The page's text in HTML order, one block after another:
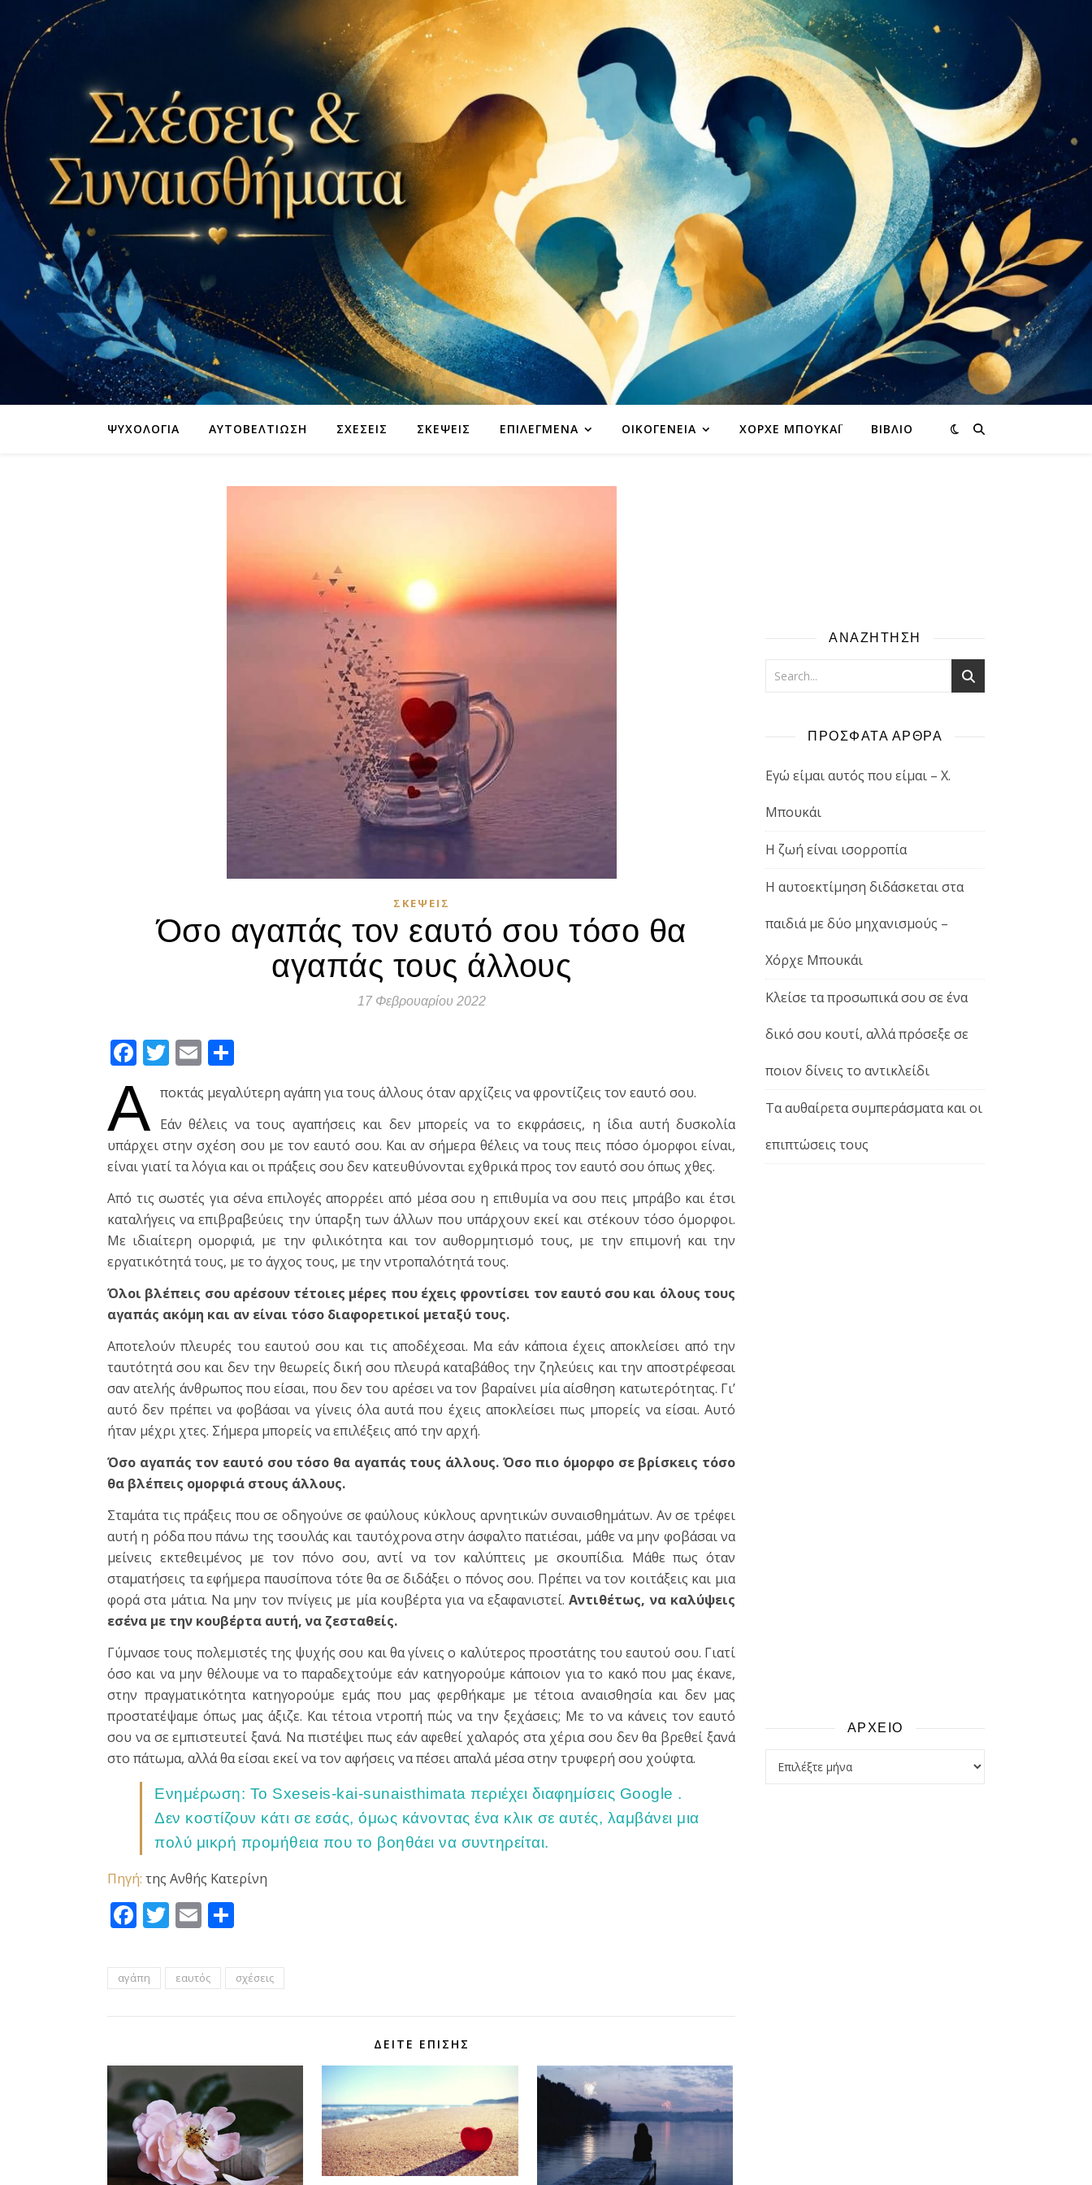
ΨΥΧΟΛΟΓΊΑ ΑΥΤΟΒΕΛΤΊΩΣΗ ΣΧΈΣΕΙΣ ΣΚΈΨΕΙΣ ΕΠΙΛΕΓΜΈΝΑ ΟΙΚΟΓΈΝΕΙΑ ΧΌΡΧΕ ΜΠΟΥΚΆΙ ΒΙΒΛΊΟ
ΣΚΈΨΕΙΣ
Όσο αγαπάς τον εαυτό σου τόσο θα
αγαπάς τους άλλους
17 Φεβρουαρίου 2022
Facebook
Twitter
Email
Α ποκτάς μεγαλύτερη αγάπη για τους άλλους όταν αρχίζεις να φροντίζεις τον εαυτό σου.
Εάν θέλεις να τους αγαπήσεις και δεν μπορείς να το εκφράσεις, η ίδια αυτή δυσκολία
υπάρχει στην σχέση σου με τον εαυτό σου. Και αν σήμερα θέλεις να τους πεις πόσο όμορφοι είναι,
είναι γιατί τα λόγια και οι πράξεις σου δεν κατευθύνονται εχθρικά προς τον εαυτό σου όπως χθες.
Από τις σωστές για σένα επιλογές απορρέει από μέσα σου η επιθυμία να σου πεις μπράβο και έτσι
καταλήγεις να επιβραβεύεις την ύπαρξη των άλλων που υπάρχουν εκεί και στέκουν τόσο όμορφοι.
Με ιδιαίτερη ομορφιά, με την φιλικότητα και τον αυθορμητισμό τους, με την επιμονή και την
εργατικότητά τους, με το άγχος τους, με την ντροπαλότητά τους.
Όλοι βλέπεις σου αρέσουν τέτοιες μέρες που έχεις φροντίσει τον εαυτό σου και όλους τους
αγαπάς ακόμη και αν είναι τόσο διαφορετικοί μεταξύ τους.
Αποτελούν πλευρές του εαυτού σου και τις αποδέχεσαι. Μα εάν κάποια έχεις αποκλείσει από την
ταυτότητά σου και δεν την θεωρείς δική σου πλευρά καταβάθος την ζηλεύεις και την αποστρέφεσαι
σαν ατελής άνθρωπος που είσαι, που δεν του αρέσει να τον βαραίνει μία αίσθηση κατωτερότητας. Γι’
αυτό δεν πρέπει να φοβάσαι να γίνεις όλα αυτά που έχεις αποκλείσει πως μπορείς να είσαι. Αυτό
ήταν μέχρι χτες. Σήμερα μπορείς να επιλέξεις από την αρχή.
Όσο αγαπάς τον εαυτό σου τόσο θα αγαπάς τους άλλους. Όσο πιο όμορφο σε βρίσκεις τόσο
θα βλέπεις ομορφιά στους άλλους.
Σταμάτα τις πράξεις που σε οδηγούνε σε φαύλους κύκλους αρνητικών συναισθημάτων. Αν σε τρέφει
αυτή η ρόδα που πάνω της τσουλάς και ταυτόχρονα στην άσφαλτο πατιέσαι, μάθε να μην φοβάσαι να
μείνεις εκτεθειμένος με τον πόνο σου, αντί να τον καλύπτεις με σκουπίδια. Μάθε πως όταν
σταματήσεις τα εφήμερα παυσίπονα τότε θα σε διδάξει ο πόνος σου. Πρέπει να τον κοιτάξεις και μια
φορά στα μάτια. Να μην τον πνίγεις με μία κουβέρτα για να εξαφανιστεί.Αντιθέτως, να καλύψεις
εσένα με την κουβέρτα αυτή, να ζεσταθείς.
Γύμνασε τους πολεμιστές της ψυχής σου και θα γίνεις ο καλύτερος προστάτης του εαυτού σου. Γιατί
όσο και να μην θέλουμε να το παραδεχτούμε εάν κατηγορούμε κάποιον για το κακό που μας έκανε,
στην πραγματικότητα κατηγορούμε εμάς που μας φερθήκαμε με τέτοια αναισθησία και δεν μας
προστατέψαμε όπως μας άξιζε. Και τέτοια ντροπή πώς να την ξεχάσεις; Με το να κάνεις τον εαυτό
σου να σε εμπιστευτεί ξανά. Να πιστέψει πως εάν αφεθεί χαλαρός στα χέρια σου δεν θα βρεθεί ξανά
στο πάτωμα, αλλά θα είσαι εκεί να τον αφήσεις να πέσει απαλά μέσα στην τρυφερή σου χούφτα.
Ενημέρωση: Το Sxeseis-kai-sunaisthimata περιέχει διαφημίσεις Google .
Δεν κοστίζουν κάτι σε εσάς, όμως κάνοντας ένα κλικ σε αυτές, λαμβάνει μια
πολύ μικρή προμήθεια που το βοηθάει να συντηρείται.
Πηγή: της Ανθής Κατερίνη
Facebook
Twitter
Email
αγάπη εαυτός σχέσεις
ΔΕΊΤΕ ΕΠΊΣΗΣ
ΑΝΑΖΗΤΗΣΗ
ΠΡΟΣΦΑΤΑ ΑΡΘΡΑ
Εγώ είμαι αυτός που είμαι – Χ.
Μπουκάι
Η ζωή είναι ισορροπία
Η αυτοεκτίμηση διδάσκεται στα
παιδιά με δύο μηχανισμούς –
Χόρχε Μπουκάι
Κλείσε τα προσωπικά σου σε ένα
δικό σου κουτί, αλλά πρόσεξε σε
ποιον δίνεις το αντικλείδι
Τα αυθαίρετα συμπεράσματα και οι
επιπτώσεις τους
ΑΡΧΕΙΟ